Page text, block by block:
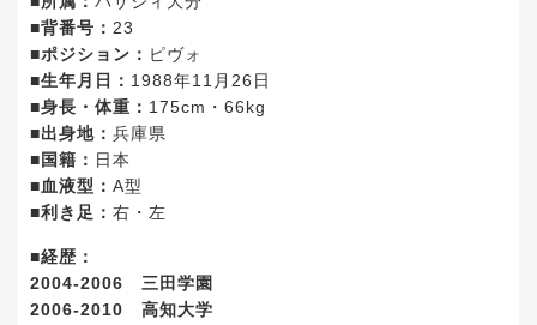
■背番号： 23
■ポジション： ピヴォ
■生年月日： 1988年11月26日
■身長・体重： 175cm・66kg
■出身地： 兵庫県
■国籍： 日本
■血液型： A型
■利き足： 右・左
■経歴：
2004-2006 三田学園
2006-2010 高知大学